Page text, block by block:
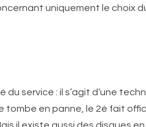
uniquement le choix
service : il s’agit d’une
tombe en panne, le 2è fait